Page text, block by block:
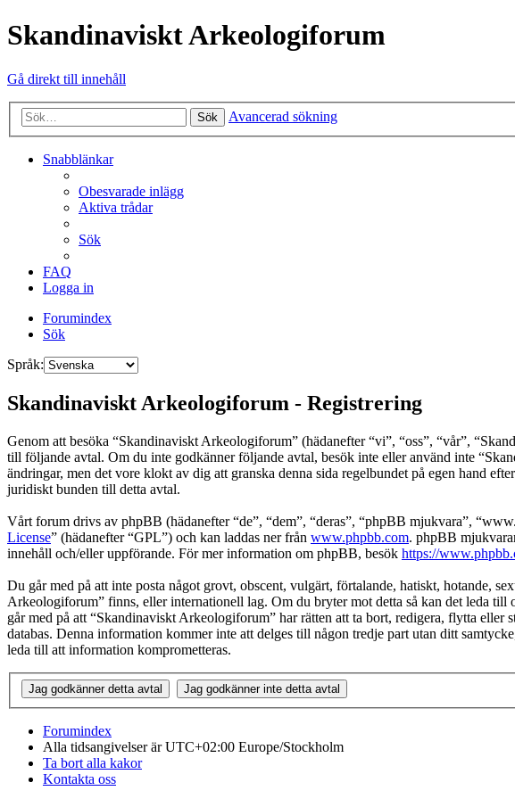
Skandinaviskt Arkeologiforum
Gå direkt till innehåll
Sök Avancerad sökning
Snabblänkar
Obesvarade inlägg
Aktiva trådar
Sök
FAQ
Logga in
Forumindex
Sök
Språk:
Skandinaviskt Arkeologiforum - Registrering
Genom att besöka “Skandinaviskt Arkeologiforum” (hädanefter “vi”, “oss”, “vår”,
till följande avtal. Om du inte godkänner följande avtal, besök inte eller använd inte
ändringar, men det vore klokt av dig att granska denna sida regelbundet på egen hand
juridiskt bunden till detta avtal.
Vårt forum drivs av phpBB (hädanefter “de”, “dem”, “deras”, “phpBB mjukvara”,
License” (hädanefter “GPL”) och kan laddas ner från www.phpbb.com. phpBB
innehåll och/eller uppförande. För mer information om phpBB, besök https://
Du går med på att inte posta något grovt, obscent, vulgärt, förtalande, hatiskt, hotande,
Arkeologiforum” finns, eller internationell lag. Om du bryter mot detta så kan det leda
går med på att “Skandinaviskt Arkeologiforum” har rätten att ta bort, redigera, flytta
databas. Denna information kommer inte att delges till någon tredje part utan ditt
leda till att information komprometteras.
Forumindex
Alla tidsangivelser är UTC+02:00 Europe/Stockholm
Ta bort alla kakor
Kontakta oss